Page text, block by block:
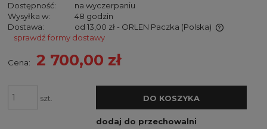
Dostępność:
na wyczerpaniu
Wysyłka w:
48 godzin
Dostawa:
od 13,00 zł - ORLEN Paczka (Polska)
Cena nie zawiera ewentualnych kosztów płatności
sprawdź formy dostawy
Cena: 2 700,00 zł
szt. DO KOSZYKA
dodaj do przechowalni